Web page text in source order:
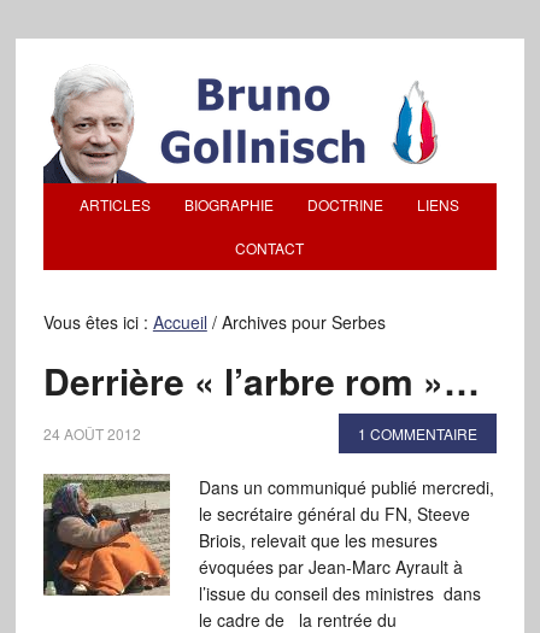
ARTICLES BIOGRAPHIE DOCTRINE LIENS
CONTACT
Vous êtes ici : Accueil /Archives pour Serbes
Derrière « l’arbre rom »…
24 AOÛT 2012 1 COMMENTAIRE
Dans un communiqué publié mercredi,
le secrétaire général du FN, Steeve
Briois, relevait que les mesures
évoquées par Jean-Marc Ayrault à
l’issue du conseil des ministres dans
le cadre de la rentrée du